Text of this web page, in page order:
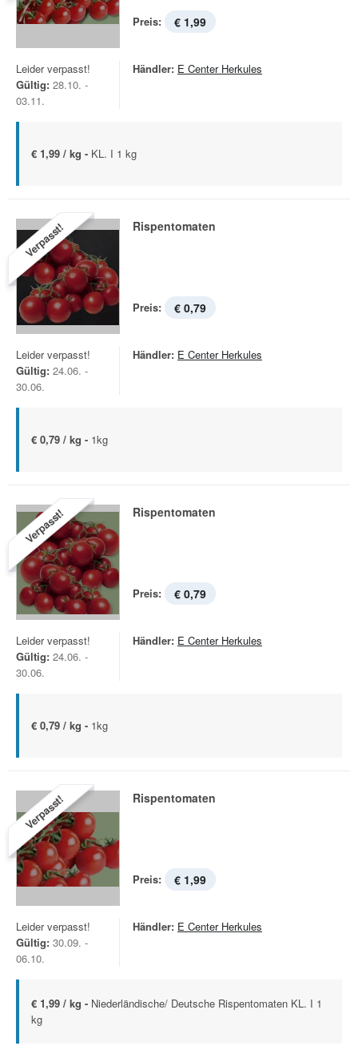
Preis: € 1,99
Leider verpasst!
Gültig: 28.10. -
03.11.
Händler: E Center Herkules
€ 1,99 / kg - KL. I 1 kg
Verpasst! Rispentomaten
Preis: € 0,79
Leider verpasst!
Gültig: 24.06. -
30.06.
Händler: E Center Herkules
€ 0,79 / kg - 1kg
Verpasst! Rispentomaten
Preis: € 0,79
Leider verpasst!
Gültig: 24.06. -
30.06.
Händler: E Center Herkules
€ 0,79 / kg - 1kg
Verpasst! Rispentomaten
Preis: € 1,99
Leider verpasst!
Gültig: 30.09. -
06.10.
Händler: E Center Herkules
€ 1,99 / kg - Niederländische/ Deutsche Rispentomaten KL. I 1
kg